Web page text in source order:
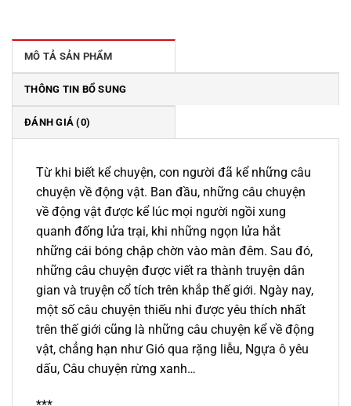
MÔ TẢ SẢN PHẨM
THÔNG TIN BỔ SUNG
ĐÁNH GIÁ (0)
Từ khi biết kể chuyện, con người đã kể những câu
chuyện về động vật. Ban đầu, những câu chuyện
về động vật được kể lúc mọi người ngồi xung
quanh đống lửa trại, khi những ngọn lửa hắt
những cái bóng chập chờn vào màn đêm. Sau đó,
những câu chuyện được viết ra thành truyện dân
gian và truyện cổ tích trên khắp thế giới. Ngày nay,
một số câu chuyện thiếu nhi được yêu thích nhất
trên thế giới cũng là những câu chuyện kể về động
vật, chẳng hạn như Gió qua rặng liễu, Ngựa ô yêu
dấu, Câu chuyện rừng xanh…